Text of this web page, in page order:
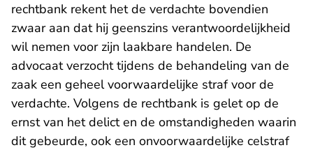
rechtbank rekent het de verdachte bovendien
zwaar aan dat hij geenszins verantwoordelijkheid
wil nemen voor zijn laakbare handelen. De
advocaat verzocht tijdens de behandeling van de
zaak een geheel voorwaardelijke straf voor de
verdachte. Volgens de rechtbank is gelet op de
ernst van het delict en de omstandigheden waarin
dit gebeurde, ook een onvoorwaardelijke celstraf